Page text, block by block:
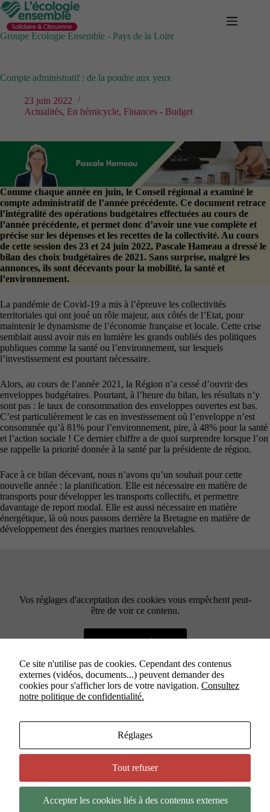
Passer
au
contenu
Groupe Ecologie Ensemble - Pays de la Loire
Compte administratif : de la poudre aux yeux
23 juin 2022
Actualités, En hémicycle, Finances - Budget
Comme chaque année en juin, le Conseil régional a examiné le
compte administratif de l’année précédente. Ce document retrace
l’intégralité des opérations budgétaires effectuées au cours de
l’année précédente, et permet donc d’avoir une vue complète et
précise sur les dépenses et les recettes de la collectivité. Au cours
de cette session des 23 et 24 juin 2022, Pascale Hameau a dressé le
bilan des choix budgétaires de 2021. Sans surprise, malgré les
annonces, ils sont décevants pour la mobilité, la santé et
l’environnement.
La pandémie de Covid-19 a mis à l’épreuve les collectivités
territoriales qui ont joué un rôle majeur, aux côtés de l’Etat, pour
maintenir le dynamisme de l’économie française et locale. Cette crise
semblait aussi avoir mis en lumière les grands oubliés des politiques
publiques comme la santé ou l’environnement, sur lesquels
l’investissement est pourtant nécessaire.
Alors, au cours de l’année 2021, la Région n’a cessé d’ouvrir des
enveloppes budgétaires. Pourtant, à l’heure du bilan, les résultats n’y
sont pas : le taux de consommation des enveloppes ouvertes est bas.
C’est particulièrement le cas en investissement où l’enveloppe n’est
consommée qu’à 81% pour l’environnement, pire, à 48% pour la santé
et l’action sociale ! Ce dernier chiffre a de quoi surprendre lorsque l’on
se rappelle la priorité donnée à la santé par la présidente de région.
Face à ce bilan décevant, nous n’avons qu’un souhait pour cette
nouvelle année : la planification. Elle est nécessaire en matière de
transports pour développer les transports collectifs, et permettre
davantage de report modal. Elle est aussi nécessaire en matière
énergétique, là où nous passons derrière la Bretagne en matière de
développement des énergies marines renouvelables.
Vos réglages d'acceptation des cookies vous empêchent peut-
être de voir ce contenu.
Modifier vos réglages
Copyright © 2026 - Thème WordPress parNOUS - Ouvert,
Ce site n'utilise pas de cookies. Cependant des contenus
externes (vidéos, documents...) peuvent demander des
cookies pour s'afficher lors de votre navigation. Consultez
notre politique de confidentialité.
Réglages
Tout refuser
Accepter les cookies liés à des contenus externes